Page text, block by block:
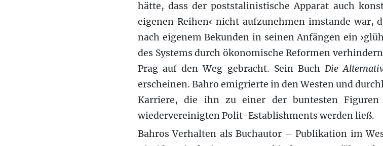
hätte, dass der poststalinistische Apparat auch
eigenen Reihen‹ nicht aufzunehmen imstande war,
nach eigenem Bekunden in seinen Anfängen ein
des Systems durch ökonomische Reformen
Prag auf den Weg gebracht. Sein Buch Die
erscheinen. Bahro emigrierte in den Westen und
Karriere, die ihn zu einer der buntesten Figuren
wiedervereinigten Polit-Establishments werden ließ.
Bahros Verhalten als Buchautor – Publikation im